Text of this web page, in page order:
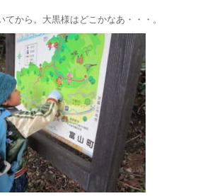
から。大黒様はどこかなあ・・・。